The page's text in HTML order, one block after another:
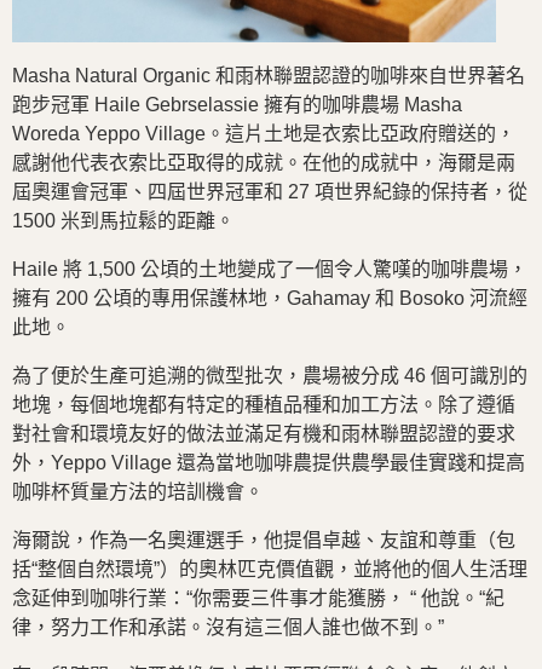
Masha Natural Organic 和雨林聯盟認證的咖啡來自世界著名
跑步冠軍 Haile Gebrselassie 擁有的咖啡農場 Masha
Woreda Yeppo Village。這片土地是衣索比亞政府贈送的，
感謝他代表衣索比亞取得的成就。在他的成就中，海爾是兩
屆奧運會冠軍、四屆世界冠軍和 27 項世界紀錄的保持者，從
1500 米到馬拉鬆的距離。
Haile 將 1,500 公頃的土地變成了一個令人驚嘆的咖啡農場，
擁有 200 公頃的專用保護林地，Gahamay 和 Bosoko 河流經
此地。
為了便於生產可追溯的微型批次，農場被分成 46 個可識別的
地塊，每個地塊都有特定的種植品種和加工方法。除了遵循
對社會和環境友好的做法並滿足有機和雨林聯盟認證的要求
外，Yeppo Village 還為當地咖啡農提供農學最佳實踐和提高
咖啡杯質量方法的培訓機會。
海爾說，作為一名奧運選手，他提倡卓越、友誼和尊重（包
括“整個自然環境”）的奧林匹克價值觀，並將他的個人生活理
念延伸到咖啡行業：“你需要三件事才能獲勝， “ 他說。“紀
律，努力工作和承諾。沒有這三個人誰也做不到。”